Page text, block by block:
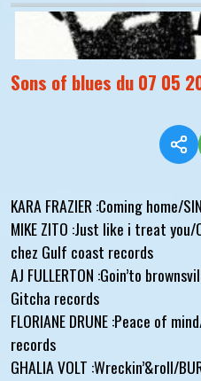
Sons of blues du 07 05
KARA FRAZIER :Coming home/
MIKE ZITO :Just like i treat you/
chez Gulf coast records
AJ FULLERTON :Goin’to
Gitcha records
FLORIANE DRUNE :Peace of
records
GHALIA VOLT :Wreckin’&roll/